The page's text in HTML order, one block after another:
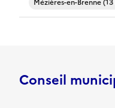
Mézières-en-Brenne
Conseil